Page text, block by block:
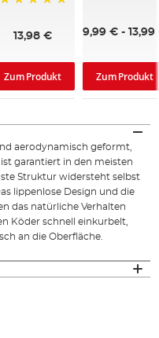
13,98 €
Zum Produkt
9,99 € -13,99
Zum Produkt
aerodynamisch geformt,
garantiert in den meisten
Struktur widersteht selbst
lippenlose Design und die
das natürliche Verhalten
Köder schnell einkurbelt,
an die Oberfläche.